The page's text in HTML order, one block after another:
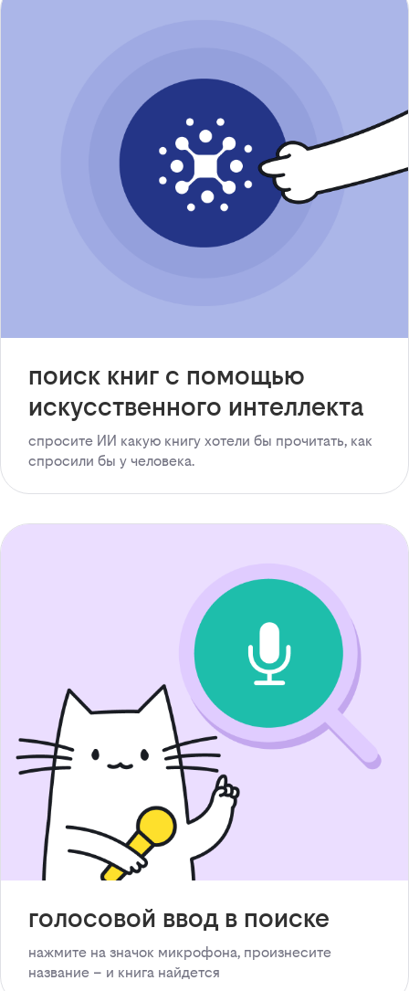
поиск книг с помощью
искусственного интеллекта
спросите ИИ какую книгу хотели бы прочитать, как
спросили бы у человека.
голосовой ввод в поиске
нажмите на значок микрофона, произнесите
название – и книга найдется